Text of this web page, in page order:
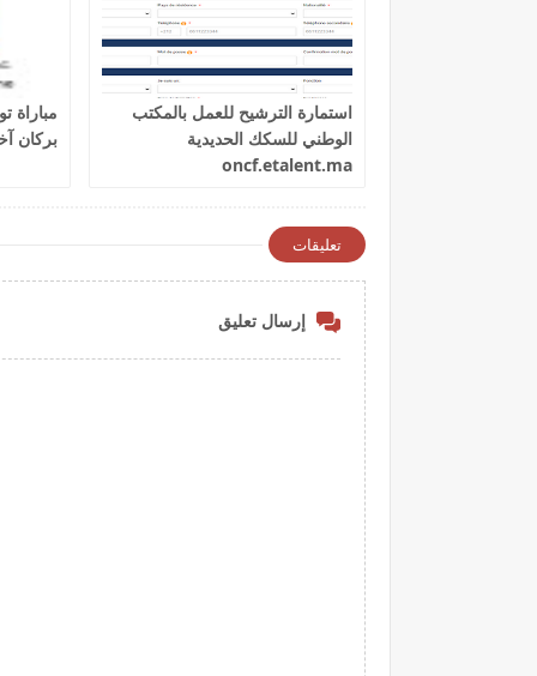
استمارة الترشيح للعمل بالمكتب
الوطني للسكك الحديدية
oncf.etalent.ma
بركان آخر
تعليقات
إرسال تعليق